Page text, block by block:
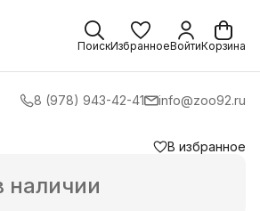
ПоискИзбранноеВойтиКорзина
8 (978) 943-42-41 info@zoo92.ru
В избранное
наличии